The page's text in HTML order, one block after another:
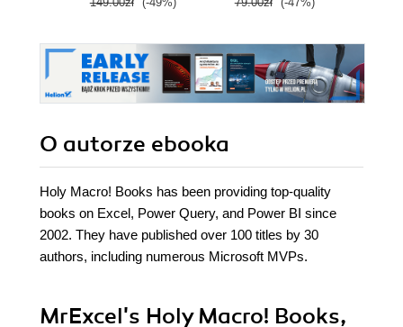
Wydanie IV
O autorze ebooka
Holy Macro! Books has been providing top-quality
books on Excel, Power Query, and Power BI since
2002. They have published over 100 titles by 30
authors, including numerous Microsoft MVPs.
MrExcel's Holy Macro! Books,